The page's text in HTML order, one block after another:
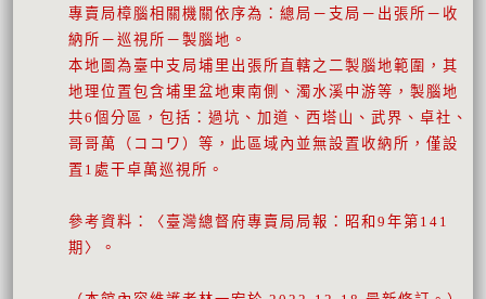
專賣局樟腦相關機關依序為：總局－支局－出張所－收
納所－巡視所－製腦地。
本地圖為臺中支局埔里出張所直轄之二製腦地範圍，其
地理位置包含埔里盆地東南側、濁水溪中游等，製腦地
共6個分區，包括：過坑、加道、西塔山、武界、卓社、
哥哥萬（ココワ）等，此區域內並無設置收納所，僅設
置1處干卓萬巡視所。
參考資料：〈臺灣總督府專賣局局報：昭和9年第141
期〉。